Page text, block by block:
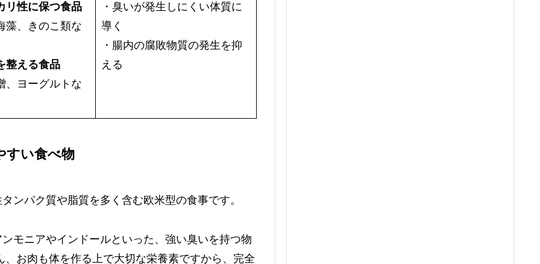
リ性に保つ食品
藻、きのこ類な
整える食品
、ヨーグルトな
・臭いが発生しにくい体質に
導く
・腸内の腐敗物質の発生を抑
える
すい食べ物
ンパク質や脂質を多く含む欧米型の食事です。
モニアやインドールといった、強い臭いを持つ物
お肉も体を作る上で大切な栄養素ですから、完全